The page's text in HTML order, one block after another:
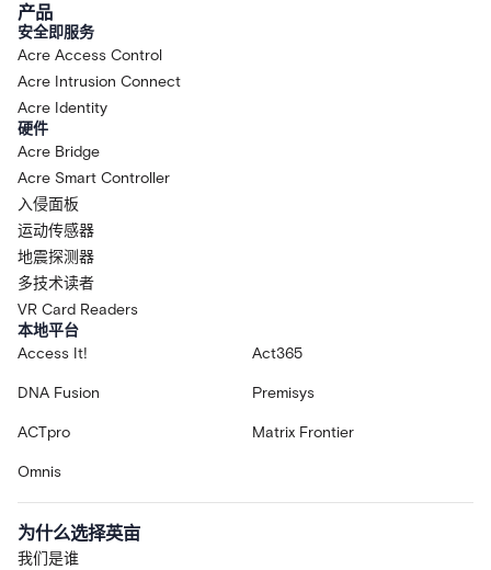
产品
安全即服务
Acre Access Control
Acre Intrusion Connect
Acre Identity
硬件
Acre Bridge
Acre Smart Controller
入侵面板
运动传感器
地震探测器
多技术读者
VR Card Readers
本地平台
Access It!
Act365
DNA Fusion Premisys
ACTpro Matrix Frontier
Omnis
为什么选择英亩
我们是谁